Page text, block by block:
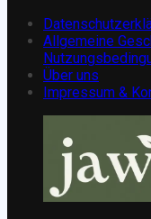
Allgemeine
Über uns
Impressum &